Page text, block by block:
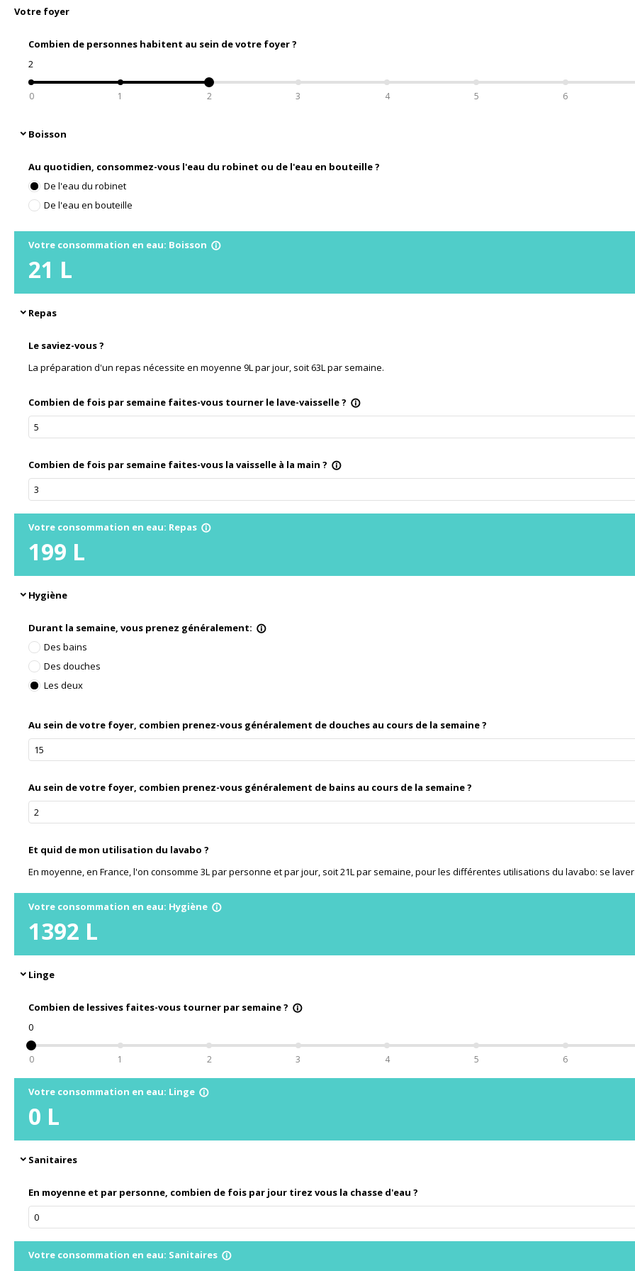
Votre foyer
Combien de personnes habitent au sein de votre foyer ?
2
0 1 2 3 4 5 6
expand_more Boisson
Au quotidien, consommez-vous l'eau du robinet ou de l'eau en bouteille ?
De l'eau du robinet
De l'eau en bouteille
Votre consommation en eau: Boisson info_outline
21 L
expand_more Repas
Le saviez-vous ?
La préparation d'un repas nécessite en moyenne 9L par jour, soit 63L par semaine.
Combien de fois par semaine faites-vous tourner le lave-vaisselle ? info_outline
Combien de fois par semaine faites-vous la vaisselle à la main ? info_outline
Votre consommation en eau: Repas info_outline
199 L
expand_more Hygiène
Durant la semaine, vous prenez généralement: info_outline
Des bains
Des douches
Les deux
Au sein de votre foyer, combien prenez-vous généralement de douches au cours de la semaine ?
Au sein de votre foyer, combien prenez-vous généralement de bains au cours de la semaine ?
Et quid de mon utilisation du lavabo ?
En moyenne, en France, l'on consomme 3L par personne et par jour, soit 21L par semaine, pour les différentes utilisations du lavabo: se
Votre consommation en eau: Hygiène info_outline
1392 L
expand_more Linge
Combien de lessives faites-vous tourner par semaine ? info_outline
0
0 1 2 3 4 5 6
Votre consommation en eau: Linge info_outline
0 L
expand_more Sanitaires
En moyenne et par personne, combien de fois par jour tirez vous la chasse d'eau ?
Votre consommation en eau: Sanitaires info_outline